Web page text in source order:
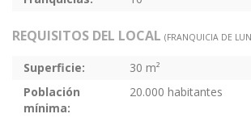
REQUISITOS DEL LOCAL (FRANQUICIA DE
Superficie:
30 m²
Población
mínima:
20.000 habitantes